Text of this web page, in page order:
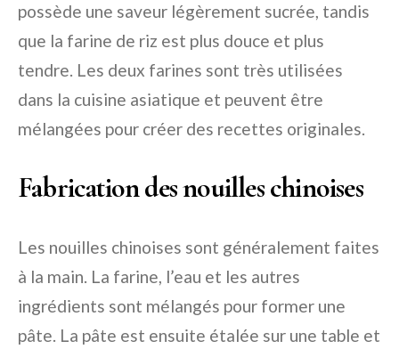
possède une saveur légèrement sucrée, tandis
que la farine de riz est plus douce et plus
tendre. Les deux farines sont très utilisées
dans la cuisine asiatique et peuvent être
mélangées pour créer des recettes originales.
Fabrication des nouilles chinoises
Les nouilles chinoises sont généralement faites
à la main. La farine, l’eau et les autres
ingrédients sont mélangés pour former une
pâte. La pâte est ensuite étalée sur une table et